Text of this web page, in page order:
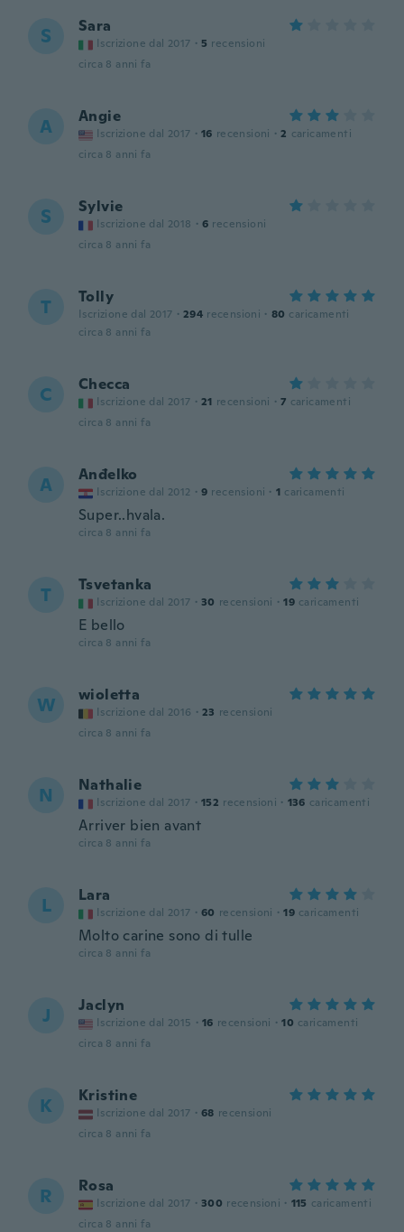
S Sara
Iscrizione dal 2017 · 5 recensioni
circa 8 anni fa
A Angie
Iscrizione dal 2017 · 16 recensioni · 2 caricamenti
circa 8 anni fa
S Sylvie
Iscrizione dal 2018 · 6 recensioni
circa 8 anni fa
T Tolly
Iscrizione dal 2017 · 294 recensioni · 80 caricamenti
circa 8 anni fa
C Checca
Iscrizione dal 2017 · 21 recensioni · 7 caricamenti
circa 8 anni fa
A Anđelko
Iscrizione dal 2012 · 9 recensioni · 1 caricamenti
Super..hvala.
circa 8 anni fa
T Tsvetanka
Iscrizione dal 2017 · 30 recensioni · 19 caricamenti
E bello
circa 8 anni fa
W wioletta
Iscrizione dal 2016 · 23 recensioni
circa 8 anni fa
N Nathalie
Iscrizione dal 2017 · 152 recensioni · 136 caricamenti
Arriver bien avant
circa 8 anni fa
L Lara
Iscrizione dal 2017 · 60 recensioni · 19 caricamenti
Molto carine sono di tulle
circa 8 anni fa
J Jaclyn
Iscrizione dal 2015 · 16 recensioni · 10 caricamenti
circa 8 anni fa
K Kristine
Iscrizione dal 2017 · 68 recensioni
circa 8 anni fa
R Rosa
Iscrizione dal 2017 · 300 recensioni · 115 caricamenti
circa 8 anni fa